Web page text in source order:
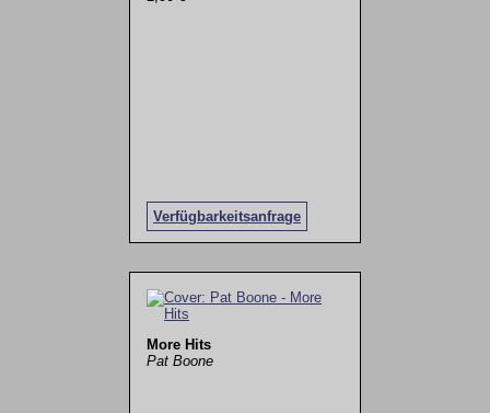
Verfügbarkeitsanfrage
More Hits
Pat Boone